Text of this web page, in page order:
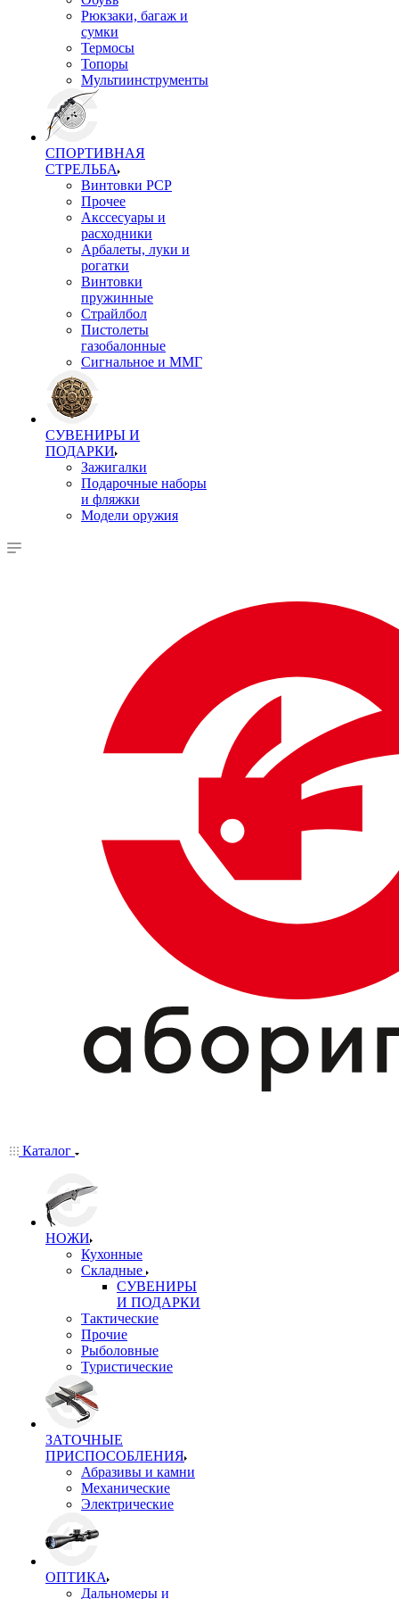
Рюкзаки, багаж и
сумки
Термосы
Топоры
Мультиинструменты
СПОРТИВНАЯ
СТРЕЛЬБА
Винтовки PCP
Прочее
Акссесуары и
расходники
Арбалеты, луки и
рогатки
Винтовки
пружинные
Страйлбол
Пистолеты
газобалонные
Сигнальное и ММГ
СУВЕНИРЫ И
ПОДАРКИ
Зажигалки
Подарочные наборы
и фляжки
Модели оружия
Каталог
НОЖИ
Кухонные
Складные
СУВЕНИРЫ
И ПОДАРКИ
Тактические
Прочие
Рыболовные
Туристические
ЗАТОЧНЫЕ
ПРИСПОСОБЛЕНИЯ
Абразивы и камни
Механические
Электрические
ОПТИКА
Дальномеры и